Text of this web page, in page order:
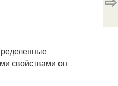
свойствами он